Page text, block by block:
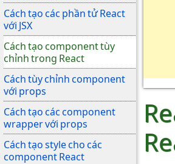
Cách tạo các phần tử React
với JSX
Cách tạo component tùy
chỉnh trong React
Cách tùy chỉnh component
với props
Cách tạo các component
wrapper với props
Cách tạo style cho các
component React